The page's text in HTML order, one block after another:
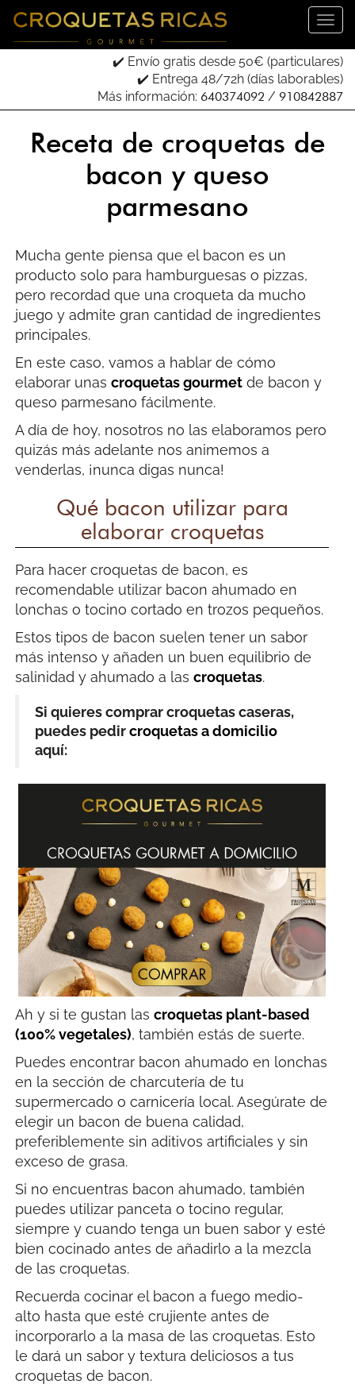
✔️ Envío gratis desde 50€ (particulares)
✔️ Entrega 48/72h (días laborables)
Más información: 640374092 / 910842887
Receta de croquetas de
bacon y queso
parmesano
Mucha gente piensa que el bacon es un
producto solo para hamburguesas o pizzas,
pero recordad que una croqueta da mucho
juego y admite gran cantidad de ingredientes
principales.
En este caso, vamos a hablar de cómo
elaborar unascroquetas gourmet de bacon y
queso parmesano fácilmente.
A día de hoy, nosotros no las elaboramos pero
quizás más adelante nos animemos a
venderlas, ¡nunca digas nunca!
Qué bacon utilizar para
elaborar croquetas
Para hacer croquetas de bacon, es
recomendable utilizar bacon ahumado en
lonchas o tocino cortado en trozos pequeños.
Estos tipos de bacon suelen tener un sabor
más intenso y añaden un buen equilibrio de
salinidad y ahumado a lascroquetas.
Si quieres comprar croquetas caseras,
puedes pedircroquetas a domicilio
aquí:
Ah y si te gustan lascroquetas plant-based
(100% vegetales), también estás de suerte.
Puedes encontrar bacon ahumado en lonchas
en la sección de charcutería de tu
supermercado o carnicería local. Asegúrate de
elegir un bacon de buena calidad,
preferiblemente sin aditivos artificiales y sin
exceso de grasa.
Si no encuentras bacon ahumado, también
puedes utilizar panceta o tocino regular,
siempre y cuando tenga un buen sabor y esté
bien cocinado antes de añadirlo a la mezcla
de las croquetas.
Recuerda cocinar el bacon a fuego medio-
alto hasta que esté crujiente antes de
incorporarlo a la masa de las croquetas. Esto
le dará un sabor y textura deliciosos a tus
croquetas de bacon.